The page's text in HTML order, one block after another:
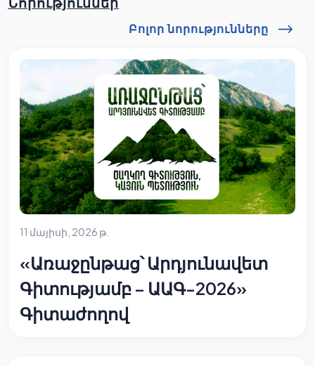
Բոլոր նորությունները
11 մայիսի, 2026 թ.
«Առաջընթաց՝ Արդյունավետ
Գիտությամբ – ԱԱԳ-2026»
Գիտաժողով